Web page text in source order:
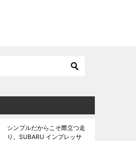
シンプルだからこそ際立つ走
り。SUBARU インプレッサ